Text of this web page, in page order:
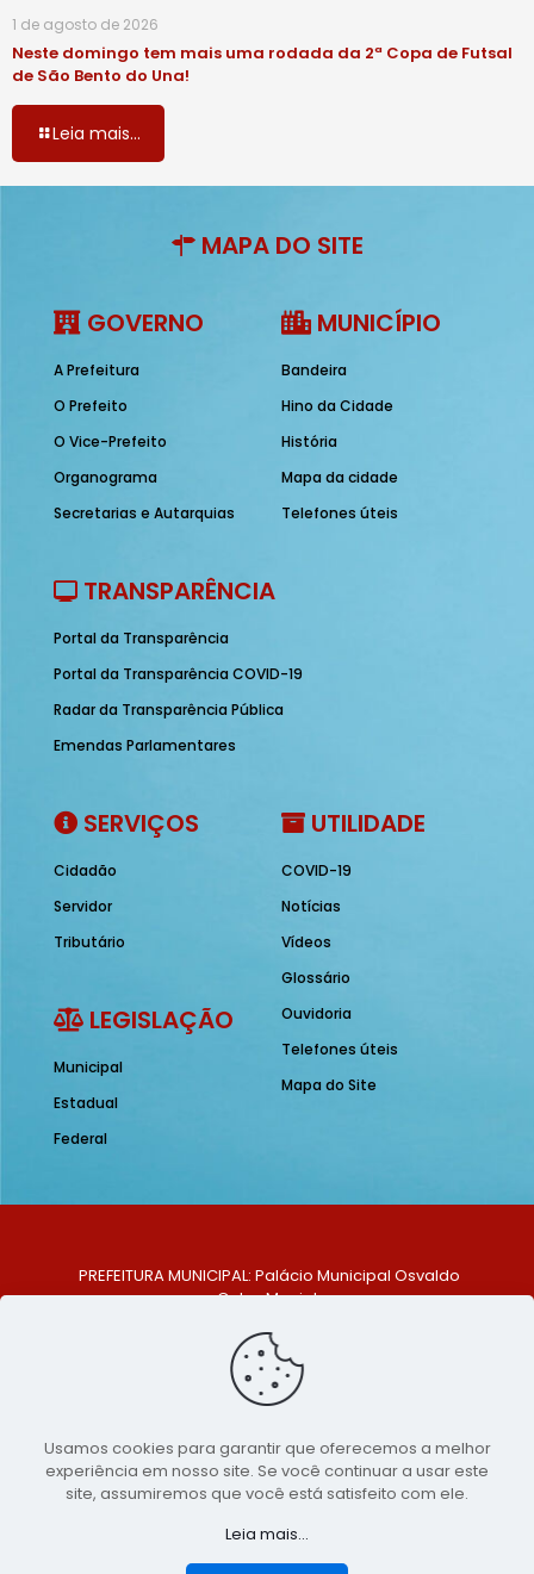
1 de agosto de 2026
Neste domingo tem mais uma rodada da 2ª Copa de Futsal
de São Bento do Una!
Leia mais...
MAPA DO SITE
GOVERNO
A Prefeitura
O Prefeito
O Vice-Prefeito
Organograma
Secretarias e Autarquias
MUNICÍPIO
Bandeira
Hino da Cidade
História
Mapa da cidade
Telefones úteis
TRANSPARÊNCIA
Portal da Transparência
Portal da Transparência COVID-19
Radar da Transparência Pública
Emendas Parlamentares
SERVIÇOS
Cidadão
Servidor
Tributário
LEGISLAÇÃO
Municipal
Estadual
Federal
UTILIDADE
COVID-19
Notícias
Vídeos
Glossário
Ouvidoria
Telefones úteis
Mapa do Site
PREFEITURA MUNICIPAL: Palácio Municipal Osvaldo
Celso Maciel
Centro, São Bento do Una - PE. CEP: 553370-128
TELEFONE: (81) 99548-1569
E-MAIL: ouvidoria@saobentodouna.pe.gov.br
Copyright 2021-2026 - Assessoria de Comunicação da
Prefeitura de São Bento do Una - PE
Usamos cookies para garantir que oferecemos a melhor
experiência em nosso site. Se você continuar a usar este
site, assumiremos que você está satisfeito com ele.
Leia mais...